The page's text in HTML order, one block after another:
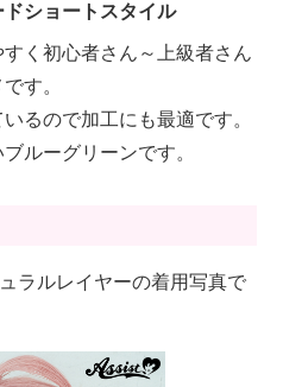
ショートスタイル
く初心者さん～上級者さん
す。
るので加工にも最適です。
ルーグリーンです。
ラルレイヤーの着用写真で